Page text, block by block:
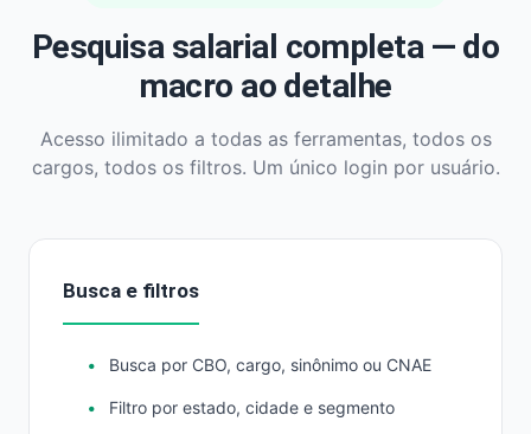
Pesquisa salarial completa — do
macro ao detalhe
Acesso ilimitado a todas as ferramentas, todos os
cargos, todos os filtros. Um único login por usuário.
Busca e filtros
Busca por CBO, cargo, sinônimo ou CNAE
Filtro por estado, cidade e segmento